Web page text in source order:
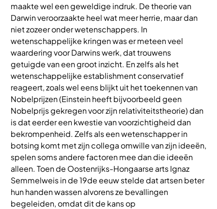
maakte wel een geweldige indruk. De theorie van
Darwin veroorzaakte heel wat meer herrie, maar dan
niet zozeer onder wetenschappers. In
wetenschappelijke kringen was er meteen veel
waardering voor Darwins werk, dat trouwens
getuigde van een groot inzicht. En zelfs als het
wetenschappelijke establishment conservatief
reageert, zoals wel eens blijkt uit het toekennen van
Nobelprijzen (Einstein heeft bijvoorbeeld geen
Nobelprijs gekregen voor zijn relativiteitstheorie) dan
is dat eerder een kwestie van voorzichtigheid dan
bekrompenheid. Zelfs als een wetenschapper in
botsing komt met zijn collega omwille van zijn ideeën,
spelen soms andere factoren mee dan die ideeën
alleen. Toen de Oostenrijks-Hongaarse arts Ignaz
Semmelweis in de 19de eeuw stelde dat artsen beter
hun handen wassen alvorens ze bevallingen
begeleiden, omdat dit de kans op